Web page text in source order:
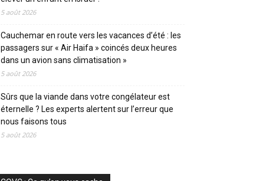
5 août 2026
Cauchemar en route vers les vacances d’été : les
passagers sur « Air Haifa » coincés deux heures
dans un avion sans climatisation »
5 août 2026
Sûrs que la viande dans votre congélateur est
éternelle ? Les experts alertent sur l’erreur que
nous faisons tous
5 août 2026